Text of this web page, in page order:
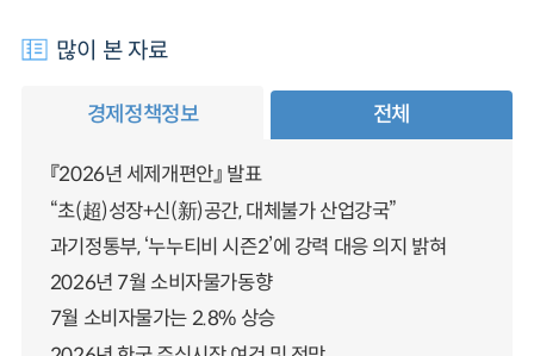
많이 본 자료
경제정책정보 전체
『2026년 세제개편안』 발표
“초(超)성장+신(新)공간, 대체불가 산업강국”
과기정통부, ‘누누티비 시즌2’에 강력 대응 의지 밝혀
2026년 7월 소비자물가동향
7월 소비자물가는 2.8% 상승